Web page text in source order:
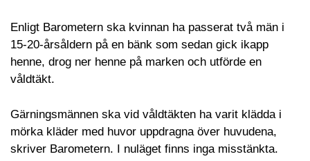
Enligt Barometern ska kvinnan ha passerat två män i
15-20-årsåldern på en bänk som sedan gick ikapp
henne, drog ner henne på marken och utförde en
våldtäkt.
Gärningsmännen ska vid våldtäkten ha varit klädda i
mörka kläder med huvor uppdragna över huvudena,
skriver Barometern. I nuläget finns inga misstänkta.